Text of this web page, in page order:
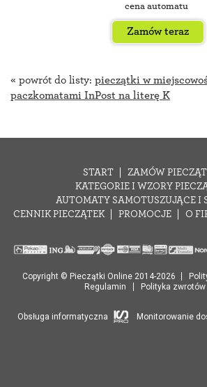
cena automatu
Zamów teraz
« powrót do listy: pieczątki w
paczkomatami InPost na literę K
START
ZAMÓW
KATEGORIE I WZORY
AUTOMATY SAMOTUSZUJĄCE I
CENNIK PIECZĄTEK
PROMOCJE O
Copyright © Pieczątki Online 2014-2026
Regulamin
Polityka zwrotów
Obsługa informatyczna Monitorowanie